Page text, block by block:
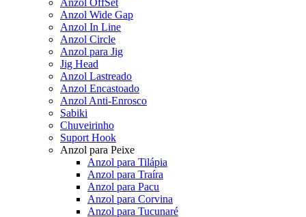
Anzol OffSet
Anzol Wide Gap
Anzol In Line
Anzol Circle
Anzol para Jig
Jig Head
Anzol Lastreado
Anzol Encastoado
Anzol Anti-Enrosco
Sabiki
Chuveirinho
Suport Hook
Anzol para Peixe
Anzol para Tilápia
Anzol para Traíra
Anzol para Pacu
Anzol para Corvina
Anzol para Tucunaré